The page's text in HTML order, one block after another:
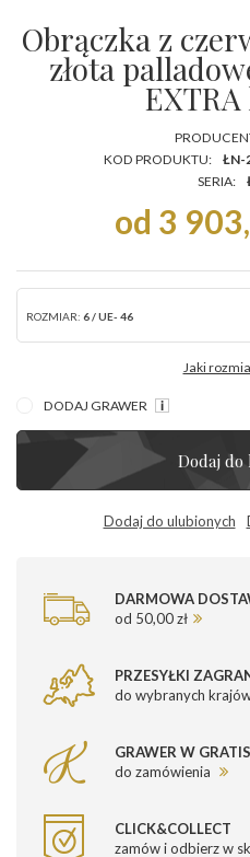
Obrączka z
złota
KOD PRODUKTU:
ŁN-
SERIA:
od 3
ROZMIAR: 6 / UE- 46
Jaki
DODAJ GRAWER
Dodaj
Dodaj do ulubionych
DARMOWA
od 50,00 zł
PRZESYŁKI
do wybranych
GRAWER W
do zamówienia
CLICK&COLLECT
zamów i odbierz w